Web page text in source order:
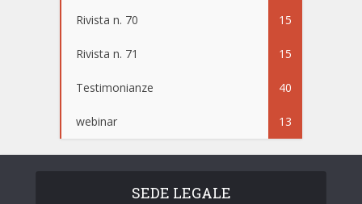
Rivista n. 70 15
Rivista n. 71 15
Testimonianze 40
webinar 13
SEDE LEGALE